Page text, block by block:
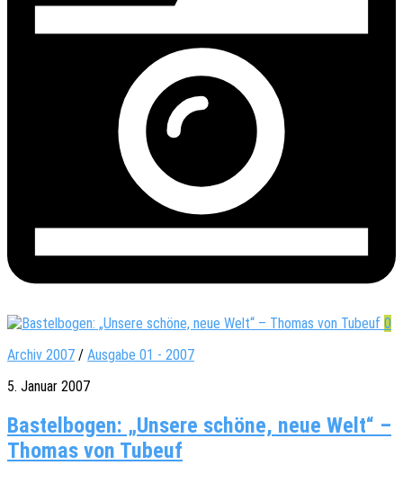
0
Archiv 2007 / Ausgabe 01 - 2007
5. Januar 2007
Bastelbogen: „Unsere schöne, neue Welt“ –
Thomas von Tubeuf